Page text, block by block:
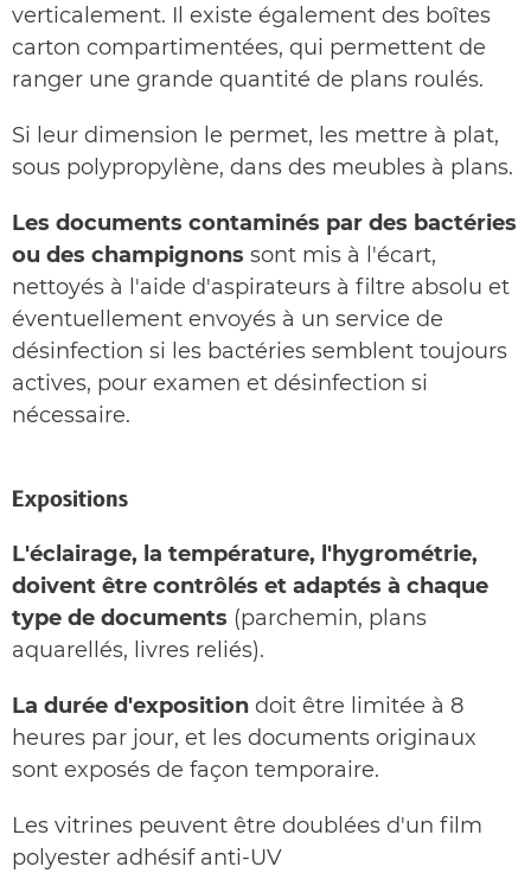
verticalement. Il existe également des boîtes
carton compartimentées, qui permettent de
ranger une grande quantité de plans roulés.
Si leur dimension le permet, les mettre à plat,
sous polypropylène, dans des meubles à plans.
Les documents contaminés par des bactéries
ou des champignons sont mis à l'écart,
nettoyés à l'aide d'aspirateurs à filtre absolu et
éventuellement envoyés à un service de
désinfection si les bactéries semblent toujours
actives, pour examen et désinfection si
nécessaire.
Expositions
L'éclairage, la température, l'hygrométrie,
doivent être contrôlés et adaptés à chaque
type de documents (parchemin, plans
aquarellés, livres reliés).
La durée d'exposition doit être limitée à 8
heures par jour, et les documents originaux
sont exposés de façon temporaire.
Les vitrines peuvent être doublées d'un film
polyester adhésif anti-UV